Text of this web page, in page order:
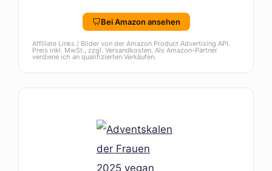
Bei Amazon ansehen
Affiliate Links / Bilder von der Amazon Product Advertising API.
Preis inkl. MwSt., zzgl. Versandkosten. Als Amazon-Partner
verdiene ich an qualifizierten Verkäufen.